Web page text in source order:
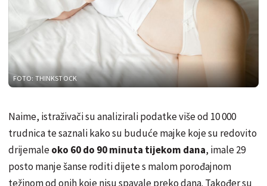
FOTO: THINKSTOCK
Naime, istraživači su analizirali podatke više od 10 000
trudnica te saznali kako su buduće majke koje su redovito
drijemaleoko 60 do 90 minuta tijekom dana, imale 29
posto manje šanse roditi dijete s malom porođajnom
težinom od onih koje nisu spavale preko dana. Također su